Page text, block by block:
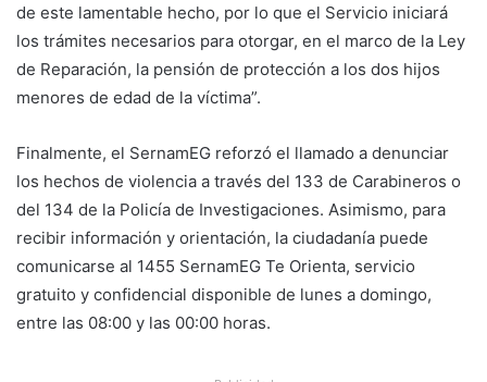
de este lamentable hecho, por lo que el Servicio iniciará
los trámites necesarios para otorgar, en el marco de la Ley
de Reparación, la pensión de protección a los dos hijos
menores de edad de la víctima”.
Finalmente, el SernamEG reforzó el llamado a denunciar
los hechos de violencia a través del 133 de Carabineros o
del 134 de la Policía de Investigaciones. Asimismo, para
recibir información y orientación, la ciudadanía puede
comunicarse al 1455 SernamEG Te Orienta, servicio
gratuito y confidencial disponible de lunes a domingo,
entre las 08:00 y las 00:00 horas.